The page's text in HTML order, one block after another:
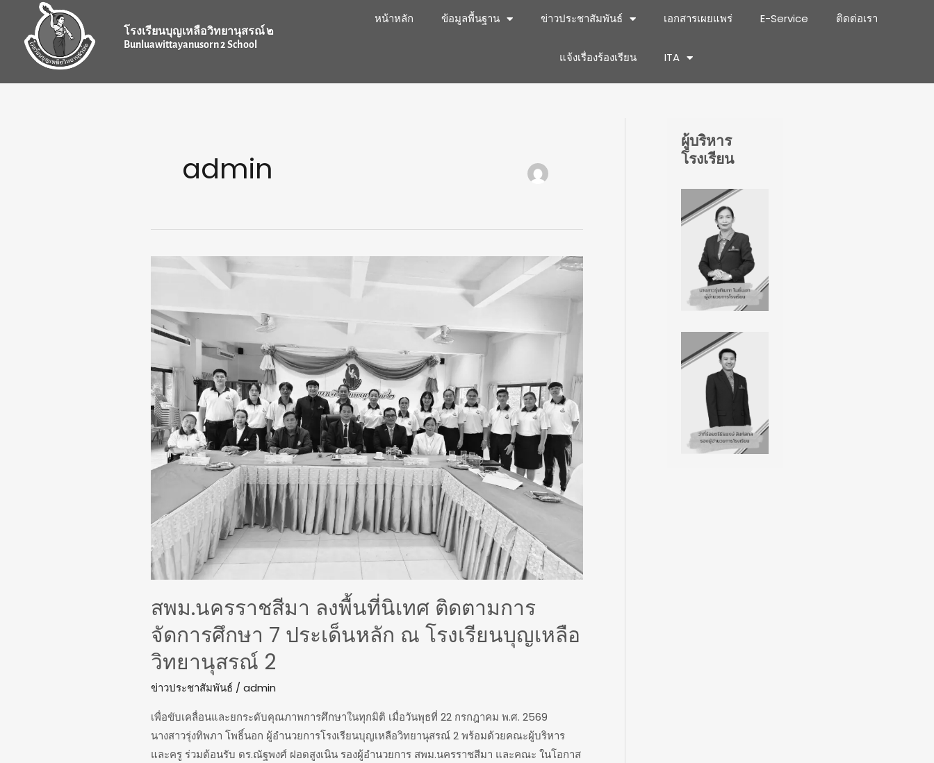
content
โรงเรียนบุญเหลือวิทยานุสรณ์ ๒
Bunluawittayanusorn 2 School
หน้าหลัก ข้อมูลพื้นฐาน ข่าวประชาสัมพันธ์ เอกสารเผยแพร่ E-Service ติดต่อเรา
แจ้งเรื่องร้องเรียน ITA
admin
สพม.นครราชสีมา ลงพื้นที่นิเทศ ติดตามการ
จัดการศึกษา 7 ประเด็นหลัก ณ โรงเรียนบุญเหลือ
วิทยานุสรณ์ 2
ข่าวประชาสัมพันธ์ / admin
เพื่อขับเคลื่อนและยกระดับคุณภาพการศึกษาในทุกมิติ เมื่อวันพุธที่ 22 กรกฎาคม พ.ศ. 2569
นางสาวรุ่งทิพภา โพธิ์นอก ผู้อำนวยการโรงเรียนบุญเหลือวิทยานุสรณ์ 2 พร้อมด้วยคณะผู้บริหาร
และครู ร่วมต้อนรับ ดร.ณัฐพงศ์ ฝอดสูงเนิน รองผู้อำนวยการ สพม.นครราชสีมา และคณะ ในโอกาส
สพม.นครราชสีมา
นิเทศ
ติดตาม
จัดการ
ศึกษา
7
ประเด็น
หลัก
ณ
เหลือ
วิทยา
นุ
สรณ์
2
pagination
ผู้บริหาร
โรงเรียน